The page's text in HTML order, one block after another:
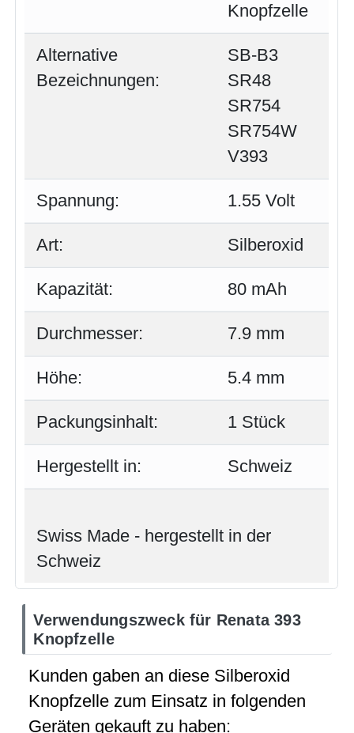
Knopfzelle
Alternative
Bezeichnungen:
SB-B3
SR48
SR754
SR754W
V393
Spannung: 1.55 Volt
Art: Silberoxid
Kapazität: 80 mAh
Durchmesser: 7.9 mm
Höhe: 5.4 mm
Packungsinhalt: 1 Stück
Hergestellt in: Schweiz
Swiss Made - hergestellt in der
Schweiz
Verwendungszweck für Renata 393
Knopfzelle
Kunden gaben an diese Silberoxid
Knopfzelle zum Einsatz in folgenden
Geräten gekauft zu haben: